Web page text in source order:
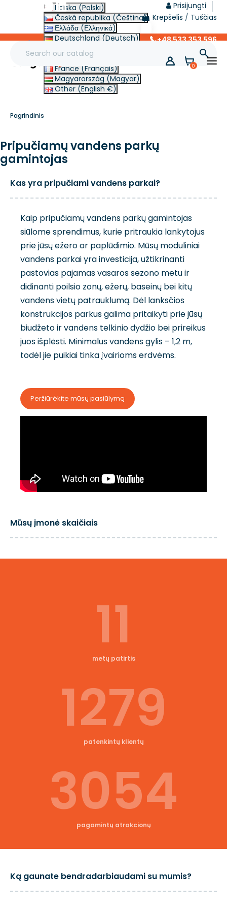
Prisijungti
Krepšelis / Tuščias
lt
Polska (Polski)
Česká republika (Čeština)
Ελλάδα (Ελληνικά)
Deutschland (Deutsch)
Italia (Italiano)
Slovensko (Slovenčina)
France (Français)
Magyarország (Magyar)
Other (English €)
+48 533 353 596

0
Pagrindinis
Pripučiamų vandens parkų
gamintojas
Kas yra pripučiami vandens parkai?
Kaip pripučiamų vandens parkų gamintojas
siūlome sprendimus, kurie pritraukia lankytojus
prie jūsų ežero ar paplūdimio. Mūsų moduliniai
vandens parkai yra investicija, užtikrinanti
pastovias pajamas vasaros sezono metu ir
didinanti poilsio zonų, ežerų, baseinų bei kitų
vandens vietų patrauklumą. Dėl lanksčios
konstrukcijos parkus galima pritaikyti prie jūsų
biudžeto ir vandens telkinio dydžio bei prireikus
juos išplėsti. Minimalus vandens gylis – 1,2 m,
todėl jie puikiai tinka įvairioms erdvėms.
Peržiūrėkite mūsų pasiūlymą
Mūsų įmonė skaičiais
11
metų patirtis
1279
patenkintų klientų
3054
pagamintų atrakcionų
Ką gaunate bendradarbiaudami su mumis?